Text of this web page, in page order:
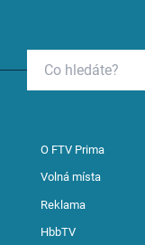
O FTV Prima
Volná místa
Reklama
HbbTV